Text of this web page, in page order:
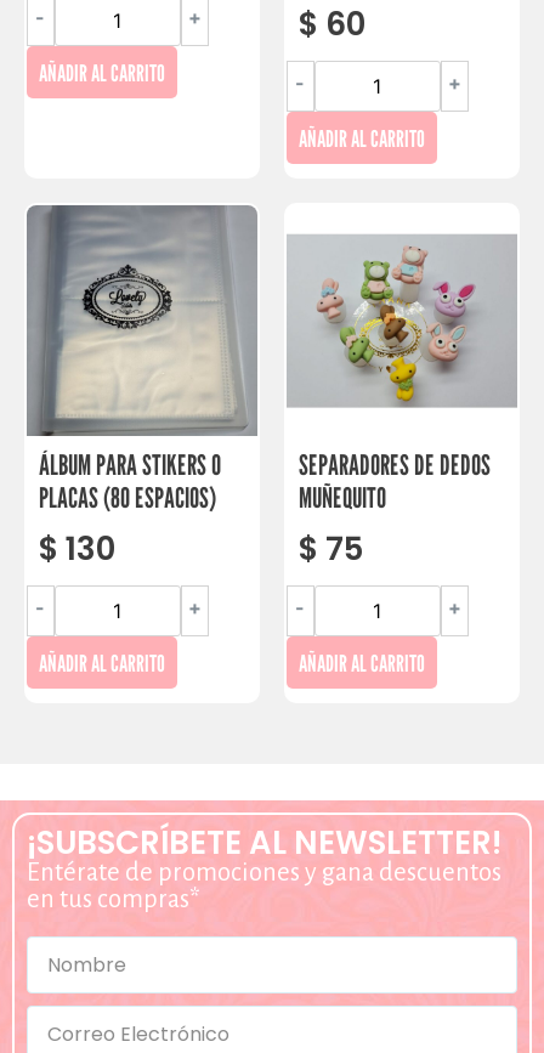
- +
AÑADIR AL CARRITO
$ 60
- +
AÑADIR AL CARRITO
ÁLBUM PARA STIKERS O
PLACAS (80 ESPACIOS)
$ 130
- +
AÑADIR AL CARRITO
SEPARADORES DE DEDOS
MUÑEQUITO
$ 75
- +
AÑADIR AL CARRITO
¡SUBSCRÍBETE AL NEWSLETTER!
Entérate de promociones y gana descuentos
en tus compras*